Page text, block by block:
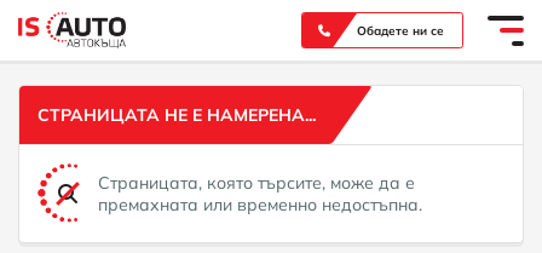
Обадете ни се
СТРАНИЦАТА НЕ Е НАМЕРЕНА...
Страницата, която търсите, може да е
премахната или временно недостъпна.